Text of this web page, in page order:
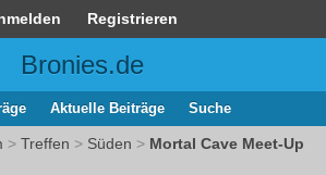
Registrieren
Bronies.de
Aktuelle Beiträge Suche
> Treffen > Süden > Mortal Cave Meet-Up